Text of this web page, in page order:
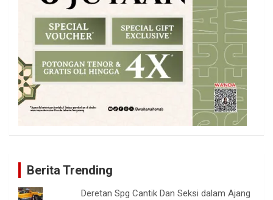
Berita Trending
Deretan Spg Cantik Dan Seksi dalam Ajang